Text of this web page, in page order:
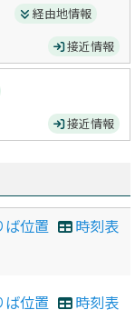
経由地情報
接近情報
接近情報
ば位置 時刻表
ば位置 時刻表